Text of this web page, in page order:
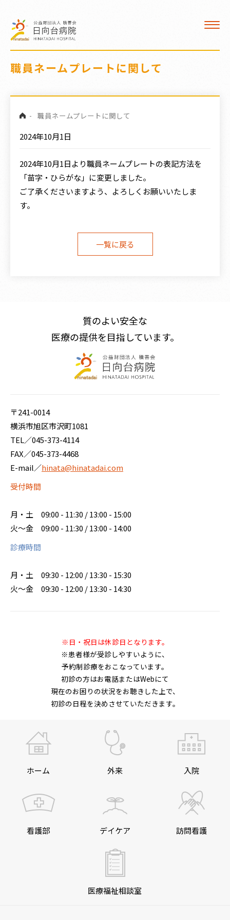
護部
イケア
ロザリル治療
通案内
員募集
院広報誌
職員ネームプレートに関して
- 職員ネームプレートに関して
2024年10月1日
2024年10月1日より職員ネームプレートの表記方法を
「苗字・ひらがな」に変更しました。
ご了承くださいますよう、よろしくお願いいたしま
す。
一覧に戻る
質のよい安全な
医療の提供を目指しています。
〒241-0014
横浜市旭区市沢町1081
TEL／045-373-4114
FAX／045-373-4468
E-mail／hinata@hinatadai.com
受付時間
月・土
09:00 - 11:30 / 13:00 - 15:00
火～金
09:00 - 11:30 / 13:00 - 14:00
診療時間
月・土
09:30 - 12:00 / 13:30 - 15:30
火～金
09:30 - 12:00 / 13:30 - 14:30
※日・祝日は休診日となります。
※患者様が受診しやすいように、
予約制診療をおこなっています。
初診の方はお電話またはWebにて
現在のお困りの状況をお聴きした上で、
初診の日程を決めさせていただきます。
ホーム 外来 入院
看護部 デイケア 訪問看護
医療福祉相談室